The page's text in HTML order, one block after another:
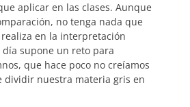
aplicar en las clases. Aunque
no tenga nada que
en la interpretación
supone un reto para
que hace poco no creíamos
dividir nuestra materia gris en